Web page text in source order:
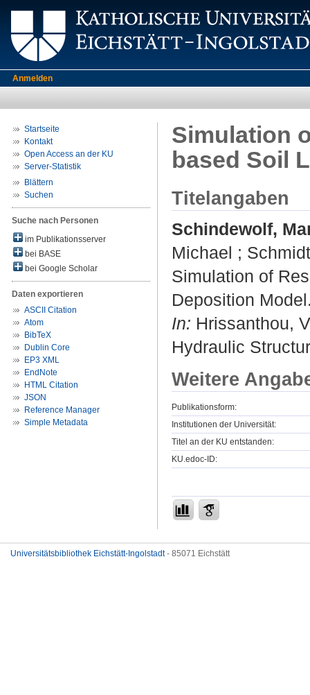
Anmelden
Startseite
Kontakt
Open Access an der KU
Server-Statistik
Blättern
Suchen
Suche nach Personen
im Publikationsserver
bei BASE
bei Google Scholar
Daten exportieren
ASCII Citation
Atom
BibTeX
Dublin Core
EP3 XML
EndNote
HTML Citation
JSON
Reference Manager
Simple Metadata
Simulation
based Soil
Titelangaben
Schindewolf,
Michael ;
Simulation of
Deposition
In: Hrissanthou,
Hydraulic
Weitere
Publikationsform:
Institutionen der Universität:
Titel an der KU entstanden:
KU.edoc-ID:
Universitätsbibliothek Eichstätt-Ingolstadt- 85071 Eichstätt